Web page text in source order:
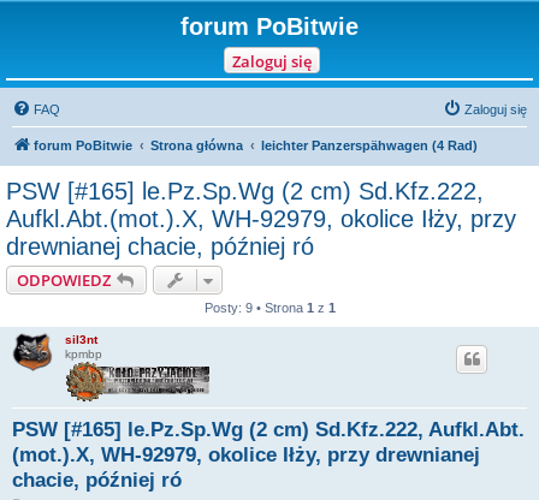
forum PoBitwie
Zaloguj się
FAQ Zaloguj się
forum PoBitwie Strona główna leichter Panzerspähwagen (4 Rad)
PSW [#165] le.Pz.Sp.Wg (2 cm) Sd.Kfz.222,
Aufkl.Abt.(mot.).X, WH-92979, okolice Iłży, przy
drewnianej chacie, później ró
ODPOWIEDZ
Posty: 9 • Strona 1 z 1
sil3nt
kpmbp
PSW [#165] le.Pz.Sp.Wg (2 cm) Sd.Kfz.222, Aufkl.Abt.
(mot.).X, WH-92979, okolice Iłży, przy drewnianej
chacie, później ró